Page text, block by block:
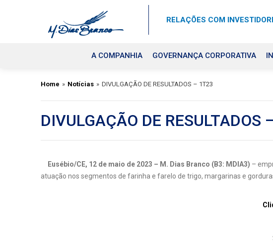
RELAÇÕES COM
A COMPANHIA GOVERNANÇA CORPORATIVA
Home » Notícias » DIVULGAÇÃO DE RESULTADOS – 1T23
DIVULGAÇÃO DE RESULTADOS
Eusébio/CE, 12 de maio de 2023 – M. Dias Branco (B3: MDIA3) –
atuação nos segmentos de farinha e farelo de trigo, margarinas e